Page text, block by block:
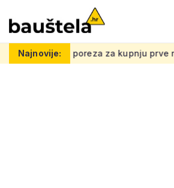
Najnovije:
za kupnju prve nekretnine: Morate